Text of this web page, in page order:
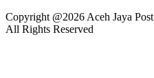
Copyright @2026 Aceh Jaya Post
All Rights Reserved